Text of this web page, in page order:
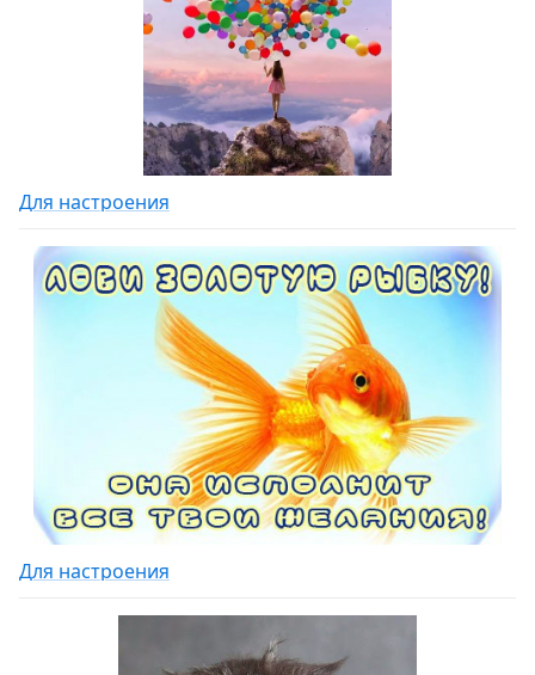
Для настроения
Для настроения